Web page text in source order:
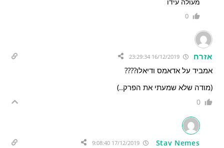
0
אזרח 16/12/2019 23:29:34
אמביד על אדאמס ודיאלו????
(מודה שלא שמעתי את הפרק..)
0
Stav Nemes
17/12/2019 9:08:40